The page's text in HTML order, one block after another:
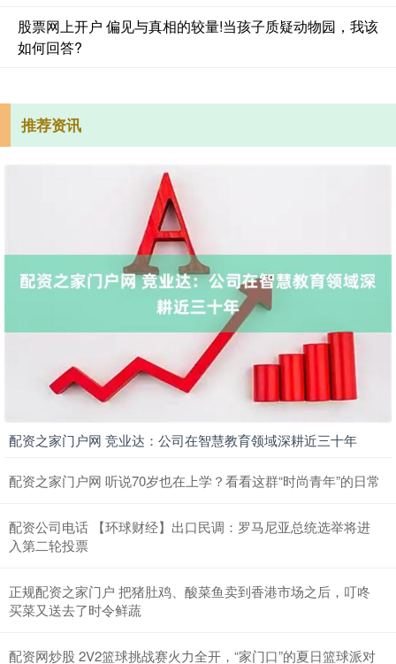
股票网上开户 偏见与真相的较量!当孩子质疑动物园，我该
如何回答?
推荐资讯
配资之家门户网 竞业达：公司在智慧教育领域深耕近三十年
配资之家门户网 听说70岁也在上学？看看这群“时尚青年”的日常
配资公司电话 【环球财经】出口民调：罗马尼亚总统选举将进
入第二轮投票
正规配资之家门户 把猪肚鸡、酸菜鱼卖到香港市场之后，叮咚
买菜又送去了时令鲜蔬
配资网炒股 2V2篮球挑战赛火力全开，“家门口”的夏日篮球派对